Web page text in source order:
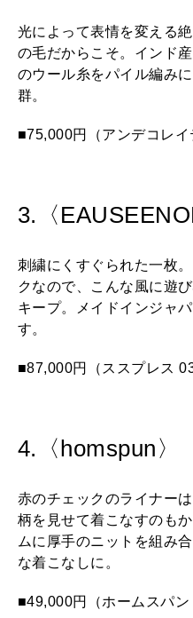
光によって表情を変える
の毛だからこそ。インド
のウール糸をパイル編み
群。
■75,000円（アンデコレイ
3.〈
刺繍にくすぐられた一枚
クなので、こんな風に遊
キープ。メイドインジャ
す。
■87,000円（ススプレス
4.〈homspun〉
赤のチェックのライナー
柄を見せて着こなすのも
ムに厚手のニットを組み
な着こなしに。
■49,000円（ホームスパン